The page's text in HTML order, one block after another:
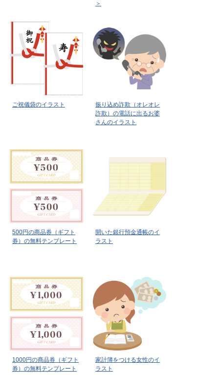
＞
ご祝儀袋のイラスト
振り込め詐欺（オレオレ
詐欺）の電話に出るお婆
さんのイラスト
500円の商品券（ギフト
券）の無料テンプレート
開いた銀行預金通帳のイ
ラスト
1000円の商品券（ギフト
券）の無料テンプレート
家計簿をつける女性のイ
ラスト